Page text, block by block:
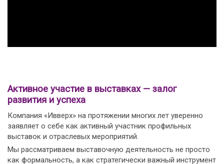
Активное участие в выставках — залог
развития и успеха
Компания «Ивверх» на протяжении многих лет уверенно
заявляет о себе как активный участник профильных
выставок и отраслевых мероприятий.
Мы рассматриваем выставочную деятельность не просто
как формальность, а как стратегически важный инструмент